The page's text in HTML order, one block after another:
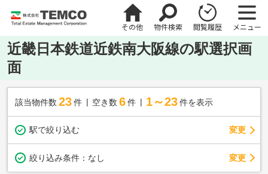
その他 物件検索 閲覧履歴 メニュー
近畿日本鉄道近鉄南大阪線の駅選択画
面
該当物件数 23件 空き数 6 件 1～23 件を表示
駅で絞り込む 変更
絞り込み条件： なし 変更